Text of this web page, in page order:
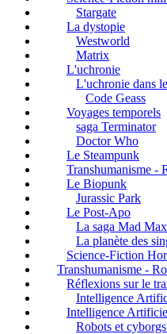
Stargate
La dystopie
Westworld
Matrix
L'uchronie
L'uchronie dans
Code Geass
Voyages temporels
saga Terminator
Doctor Who
Le Steampunk
Transhumanisme -
Le Biopunk
Jurassic Park
Le Post-Apo
La saga Mad Max
La planète des
Science-Fiction
Transhumanisme -
Réflexions sur le
Intelligence
Intelligence
Robots et